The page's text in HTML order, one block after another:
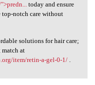
today and ensure
top-notch care without
solutions for hair care;
at
item/retin-a-gel-0-1/.